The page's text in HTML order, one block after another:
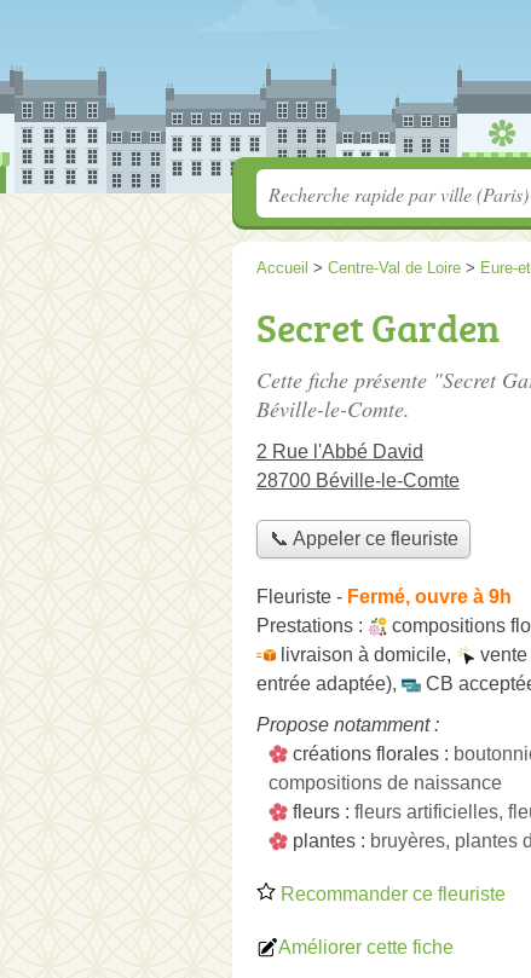
Accueil > Centre-Val de Loire > Eure-
Secret Garden
Cette fiche présente "Secret
Béville-le-Comte.
2 Rue l'Abbé David
28700 Béville-le-Comte
📞 Appeler ce fleuriste
Fleuriste - Fermé, ouvre à 9h
Prestations :
compositions
livraison à domicile,
entrée adaptée), CB
Propose notamment :
créations florales :
compositions de naissance
fleurs : fleurs artificielles,
plantes : bruyères, plantes
Recommander ce fleuriste
Améliorer cette fiche